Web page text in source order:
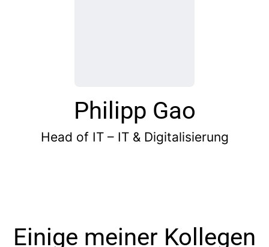
Philipp Gao
Head of IT – IT & Digitalisierung
Einige meiner Kollegen